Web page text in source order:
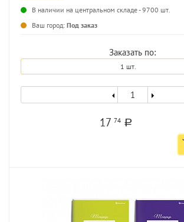
В наличии на центральном складе - 9700 шт.
Ваш город: Под заказ
Заказать по:
1 шт.
17 74 a